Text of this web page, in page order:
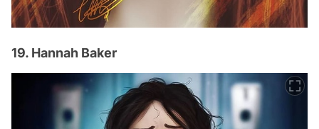
19. Hannah Baker